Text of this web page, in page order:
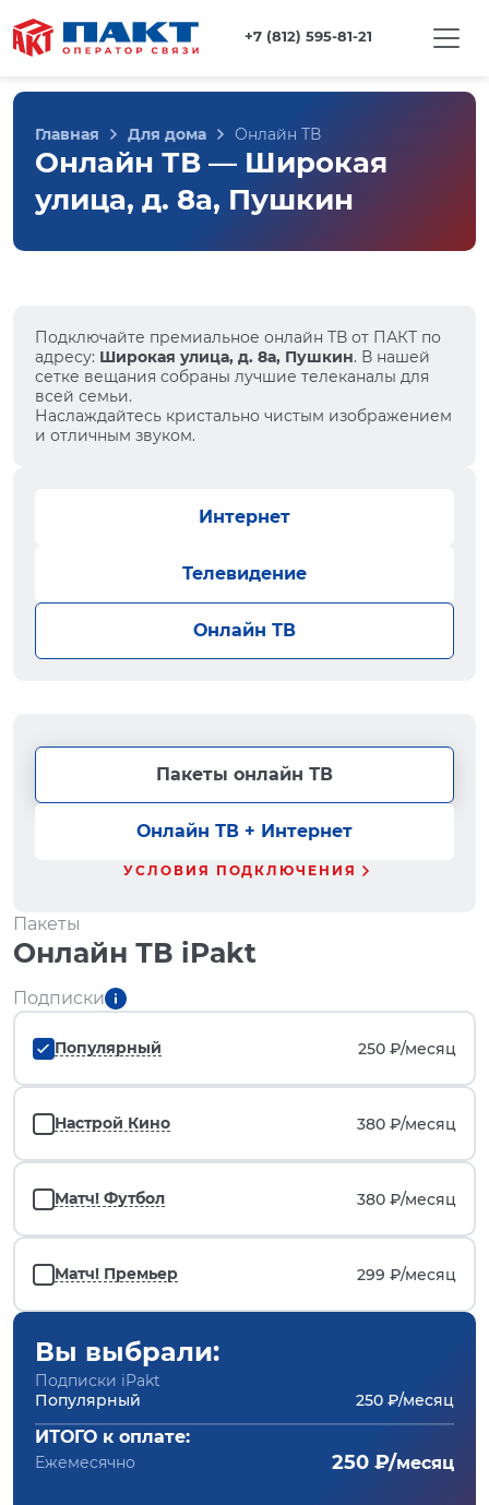
+7 (812) 595-81-21
Главная Для дома Онлайн ТВ
Онлайн ТВ — Широкая
улица, д. 8а, Пушкин
Подключайте премиальное онлайн ТВ от ПАКТ по
адресу: Широкая улица, д. 8а, Пушкин. В нашей
сетке вещания собраны лучшие телеканалы для
всей семьи.
Наслаждайтесь кристально чистым изображением
и отличным звуком.
Интернет
Телевидение
Онлайн ТВ
Пакеты онлайн ТВ
Онлайн ТВ + Интернет
УСЛОВИЯ ПОДКЛЮЧЕНИЯ
Пакеты
Онлайн ТВ iPakt
Подписки
Популярный 250 ₽/месяц
Настрой Кино 380 ₽/месяц
Матч! Футбол 380 ₽/месяц
Матч! Премьер 299 ₽/месяц
Вы выбрали:
Подписки iPakt
Популярный
250 ₽/месяц
ИТОГО к оплате:
Ежемесячно 250 ₽/месяц